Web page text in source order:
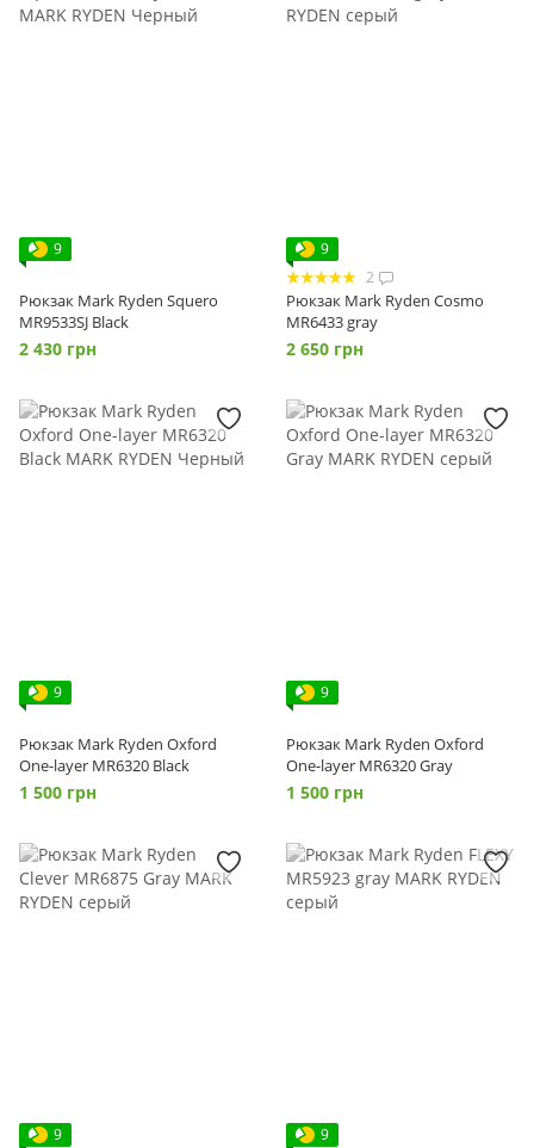
9
Рюкзак Mark Ryden Squero
MR9533SJ Black
2 430 грн
9
2
Рюкзак Mark Ryden Cosmo
MR6433 gray
2 650 грн
9
Рюкзак Mark Ryden Oxford
One-layer MR6320 Black
1 500 грн
9
Рюкзак Mark Ryden Oxford
One-layer MR6320 Gray
1 500 грн
9
9